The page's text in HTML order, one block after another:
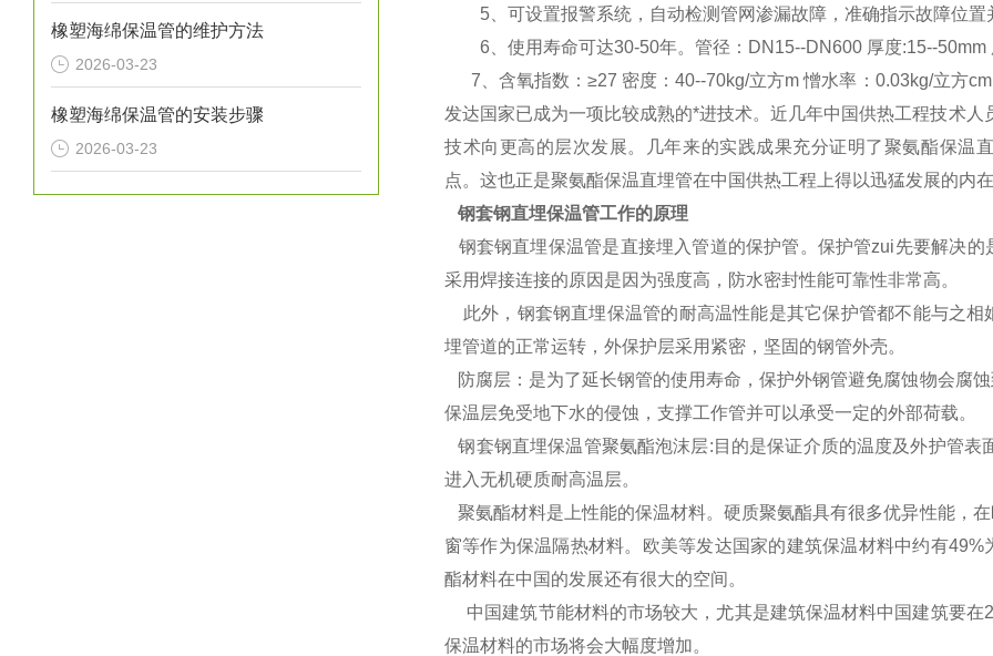
橡塑海绵保温管的维护方法
2026-03-23
橡塑海绵保温管的安装步骤
2026-03-23
5、可设置报警系统，自动检测管网渗漏故障，准确指示故障位置
6、使用寿命可达30-50年。管径：DN15--DN600 厚度:15--50mm
7、含氧指数：≥27 密度：40--70kg/立方m 憎水率：0.03kg/立方
发达国家已成为一项比较成熟的*进技术。近几年中国供热工程技术
技术向更高的层次发展。几年来的实践成果充分证明了聚氨酯保温
点。这也正是聚氨酯保温直埋管在中国供热工程上得以迅猛发展的内
钢套钢直埋保温管工作的原理
钢套钢直埋保温管是直接埋入管道的保护管。保护管zui先要解决
采用焊接连接的原因是因为强度高，防水密封性能可靠性非常高。
此外，钢套钢直埋保温管的耐高温性能是其它保护管都不能与之
埋管道的正常运转，外保护层采用紧密，坚固的钢管外壳。
防腐层：是为了延长钢管的使用寿命，保护外钢管避免腐蚀物会腐
保温层免受地下水的侵蚀，支撑工作管并可以承受一定的外部荷载。
钢套钢直埋保温管聚氨酯泡沫层:目的是保证介质的温度及外护管
进入无机硬质耐高温层。
聚氨酯材料是上性能的保温材料。硬质聚氨酯具有很多优异性能，
窗等作为保温隔热材料。欧美等发达国家的建筑保温材料中约有
酯材料在中国的发展还有很大的空间。
中国建筑节能材料的市场较大，尤其是建筑保温材料中国建筑要在
保温材料的市场将会大幅度增加。